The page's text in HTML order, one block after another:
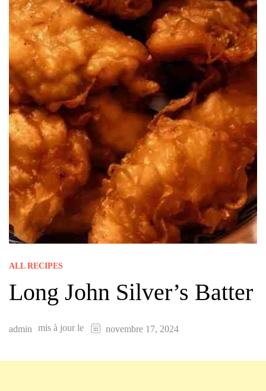
ALL RECIPES
Long John Silver’s Batter
admin mis à jour le novembre 17, 2024